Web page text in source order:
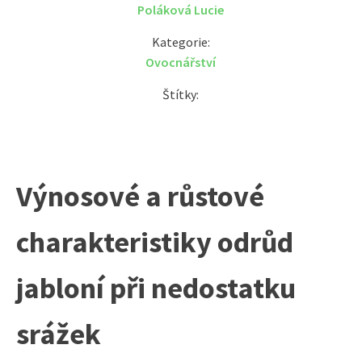
Poláková Lucie
Kategorie:
Ovocnářství
Štítky:
Výnosové a růstové
charakteristiky odrůd
jabloní při nedostatku
srážek